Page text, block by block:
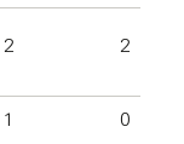
2 2
1 0